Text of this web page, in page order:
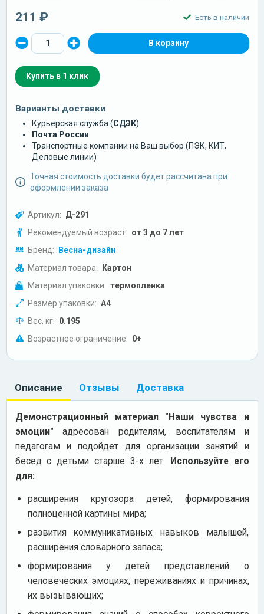
211 ₽ Есть в наличии
Купить в 1 клик
Варианты доставки
Курьерская служба (СДЭК)
Почта России
Транспортные компании на Ваш выбор (ПЭК, КИТ,
Деловые линии)
Точная стоимость доставки будет рассчитана при
оформлении заказа
Артикул: Д-291
Рекомендуемый возраст: от 3 до 7 лет
Бренд: Весна-дизайн
Материал товара: Картон
Материал упаковки: термопленка
Размер упаковки: А4
Вес, кг: 0.195
Возрастное ограничение: 0+
Описание Отзывы Доставка
Демонстрационный материал "Наши чувства и
эмоции" адресован родителям, воспитателям и
педагогам и подойдет для организации занятий и
бесед с детьми старше 3-х лет. Используйте его
для:
расширения кругозора детей, формирования
полноценной картины мира;
развития коммуникативных навыков малышей,
расширения словарного запаса;
формирования у детей представлений о
человеческих эмоциях, переживаниях и причинах,
их вызывающих;